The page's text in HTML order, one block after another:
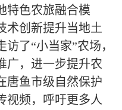
特色农旅融合模
术创新提升当地土
了“小当家”农场，
广，进一步提升农
唐鱼市级自然保护
视频，呼吁更多人